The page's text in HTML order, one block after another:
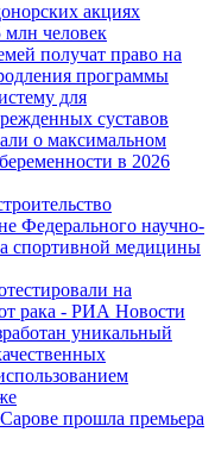
акциях
млн человек
получат право на
программы
для
суставов
о максимальном
в 2026
Федерального научно-
спортивной медицины
на
рака - РИА Новости
уникальный
прошла премьера